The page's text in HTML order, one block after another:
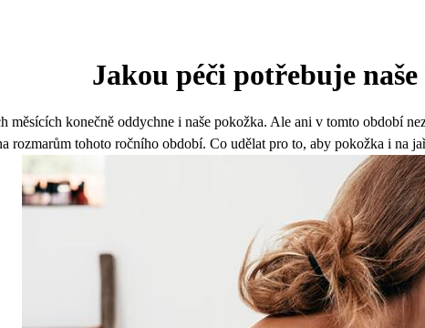
Jakou péči potřebuje
měsících konečně oddychne i naše pokožka. Ale ani v tomto období
rozmarům tohoto ročního období. Co udělat pro to, aby pokožka i na